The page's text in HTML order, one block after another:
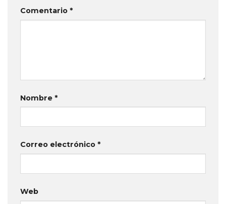
Comentario *
Nombre *
Correo electrónico *
Web